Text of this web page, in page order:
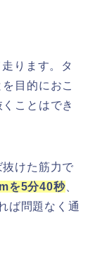
ります。タ
目的におこ
ことはでき
けた筋力で
を5分40秒、
ば問題なく通